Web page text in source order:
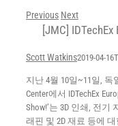
Previous Next
[JMC]
Scott Watkins2019-04-
지난 4월 10일~11일, 독
Center에서 IDTechEx
Show!’는 3D 인쇄, 전
래핀 및 2D 재료 등에